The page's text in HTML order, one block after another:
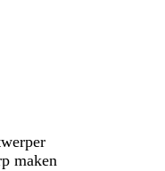
maken